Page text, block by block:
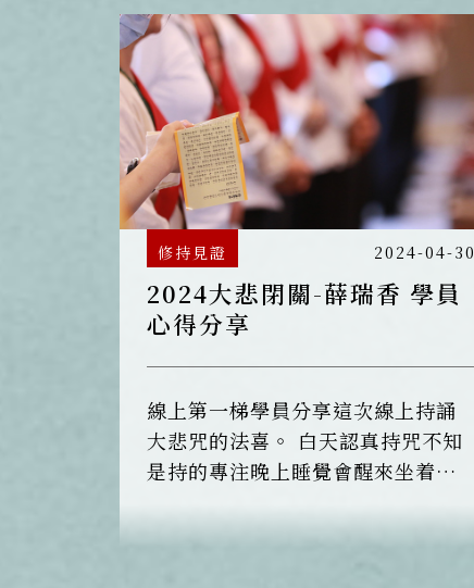
修持見證 2024-04-30
2024大悲閉關-薛瑞香 學員
心得分享
線上第一梯學員分享這次線上持誦
大悲咒的法喜。 白天認真持咒不知
是持的專注晚上睡覺會醒來坐着又
持咒，從學佛開始就持大悲咒，尤